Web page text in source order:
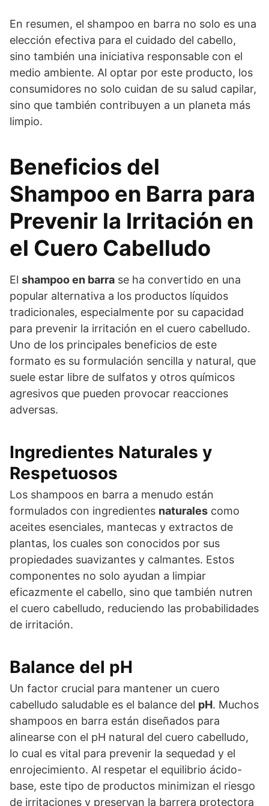
En resumen, el shampoo en barra no solo es una
elección efectiva para el cuidado del cabello,
sino también una iniciativa responsable con el
medio ambiente. Al optar por este producto, los
consumidores no solo cuidan de su salud capilar,
sino que también contribuyen a un planeta más
limpio.
Beneficios del
Shampoo en Barra para
Prevenir la Irritación en
el Cuero Cabelludo
El shampoo en barra se ha convertido en una
popular alternativa a los productos líquidos
tradicionales, especialmente por su capacidad
para prevenir la irritación en el cuero cabelludo.
Uno de los principales beneficios de este
formato es su formulación sencilla y natural, que
suele estar libre de sulfatos y otros químicos
agresivos que pueden provocar reacciones
adversas.
Ingredientes Naturales y
Respetuosos
Los shampoos en barra a menudo están
formulados con ingredientes naturales como
aceites esenciales, mantecas y extractos de
plantas, los cuales son conocidos por sus
propiedades suavizantes y calmantes. Estos
componentes no solo ayudan a limpiar
eficazmente el cabello, sino que también nutren
el cuero cabelludo, reduciendo las probabilidades
de irritación.
Balance del pH
Un factor crucial para mantener un cuero
cabelludo saludable es el balance del pH. Muchos
shampoos en barra están diseñados para
alinearse con el pH natural del cuero cabelludo,
lo cual es vital para prevenir la sequedad y el
enrojecimiento. Al respetar el equilibrio ácido-
base, este tipo de productos minimizan el riesgo
de irritaciones y preservan la barrera protectora